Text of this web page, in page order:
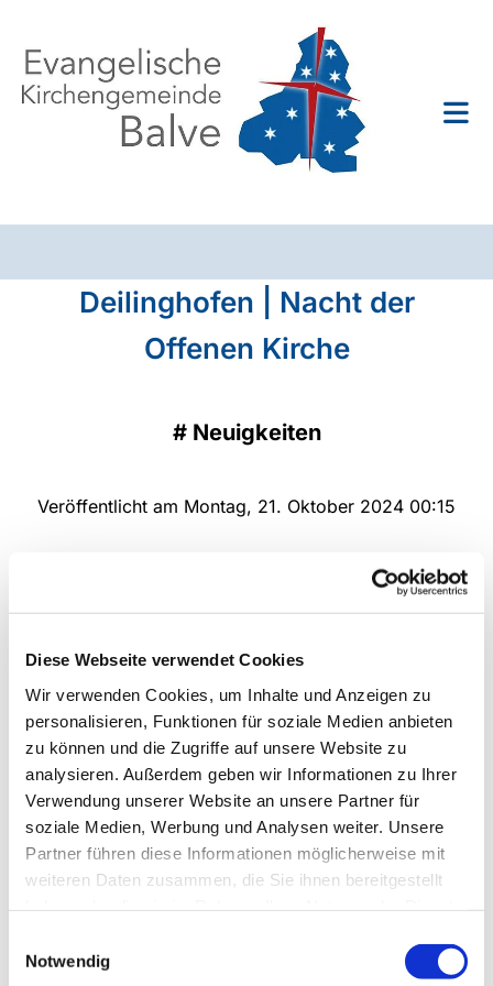
Diese Webseite verwendet Cookies
Wir verwenden Cookies, um Inhalte und Anzeigen zu
personalisieren, Funktionen für soziale Medien anbieten
zu können und die Zugriffe auf unsere Website zu
analysieren. Außerdem geben wir Informationen zu Ihrer
Verwendung unserer Website an unsere Partner für
soziale Medien, Werbung und Analysen weiter. Unsere
Partner führen diese Informationen möglicherweise mit
weiteren Daten zusammen, die Sie ihnen bereitgestellt
Notwendig
Deilinghofen | Nacht der
Offenen Kirche
# Neuigkeiten
Veröffentlicht am Montag, 21. Oktober 2024 00:15
Deilinghofen | Nacht der Offenen Kirche
Am Samstag, den 26. Oktober lädt die Ev.
Offenen Kirche ein. Gerne weisen wir auf dieses